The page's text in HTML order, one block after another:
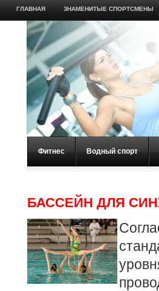
ГЛАВНАЯ ЗНАМЕНИТЫЕ СПОРТСМЕНЫ
Фитнес Водный спорт
БАССЕЙН ДЛЯ